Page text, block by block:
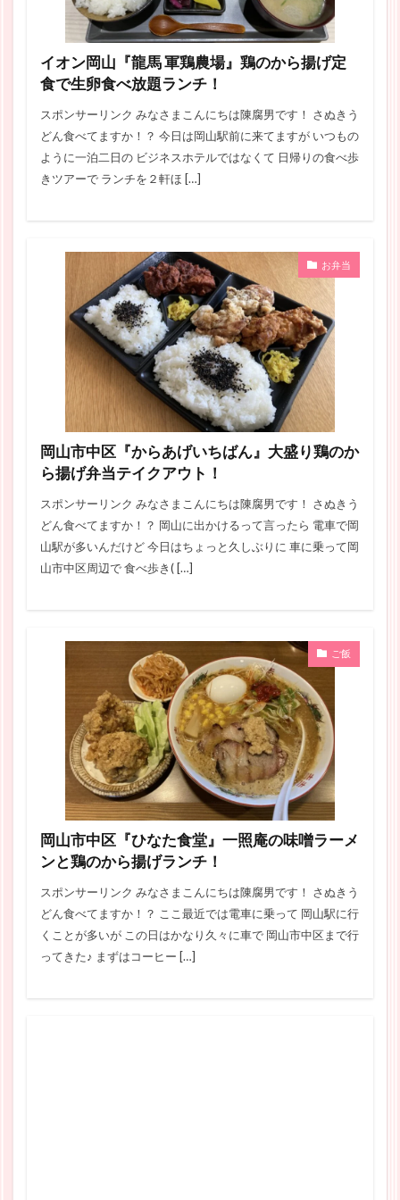
イオン岡山『龍馬 軍鶏農場』鶏のから揚げ定
食で生卵食べ放題ランチ！
スポンサーリンク みなさまこんにちは陳腐男です！ さぬきう
どん食べてますか！？ 今日は岡山駅前に来てますが いつもの
ように一泊二日の ビジネスホテルではなくて 日帰りの食べ歩
きツアーで ランチを２軒ほ […]
お弁当
岡山市中区『からあげいちばん』大盛り鶏のか
ら揚げ弁当テイクアウト！
スポンサーリンク みなさまこんにちは陳腐男です！ さぬきう
どん食べてますか！？ 岡山に出かけるって言ったら 電車で岡
山駅が多いんだけど 今日はちょっと久しぶりに 車に乗って岡
山市中区周辺で 食べ歩き( […]
ご飯
岡山市中区『ひなた食堂』一照庵の味噌ラーメ
ンと鶏のから揚げランチ！
スポンサーリンク みなさまこんにちは陳腐男です！ さぬきう
どん食べてますか！？ ここ最近では電車に乗って 岡山駅に行
くことが多いが この日はかなり久々に車で 岡山市中区まで行
ってきた♪ まずはコーヒー […]